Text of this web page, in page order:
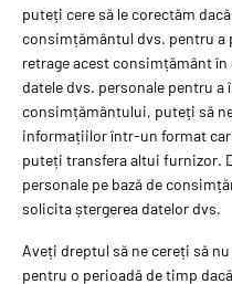
puteți cere să le corectăm
consimțământul dvs. pentru a
retrage acest consimțământ
datele dvs. personale pentru
consimțământului, puteți să
informațiilor într-un format
puteți transfera altui furnizor.
personale pe bază de
solicita ștergerea datelor dvs.
Aveți dreptul să ne cereți să
pentru o perioadă de timp